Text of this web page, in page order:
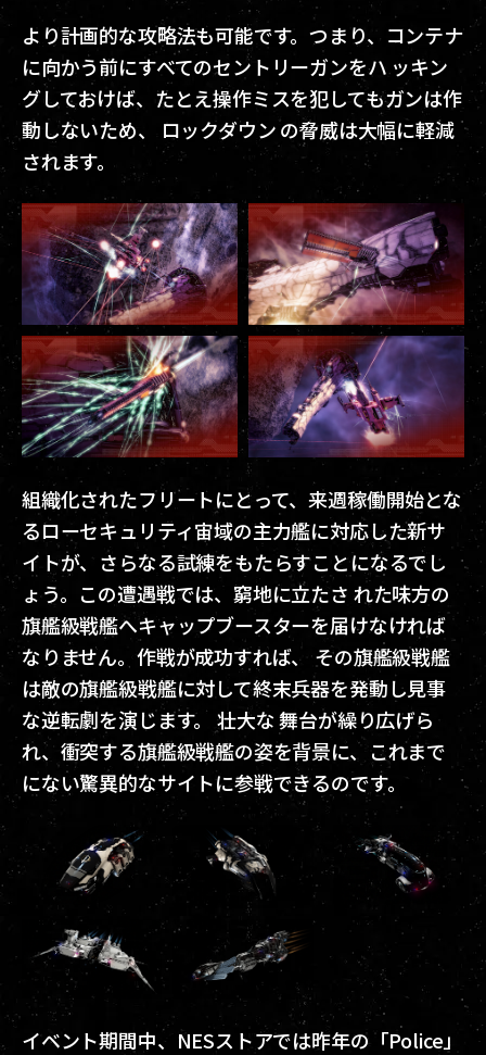
より計画的な攻略法も可能です。つまり、コンテナ
に向かう前にすべてのセントリーガンをハ ッキン
グしておけば、たとえ操作ミスを犯してもガンは作
動しないため、 ロックダウン の脅威は大幅に軽減
されます。
組織化されたフリートにとって、来週稼働開始とな
るローセキュリティ宙域の主力艦に対応した新サ
イトが、さらなる試練をもたらすことになるでし
ょう。この遭遇戦では、窮地に立たさ れた味方の
旗艦級戦艦へキャップブースターを届けなければ
なりません。作戦が成功すれば、 その旗艦級戦艦
は敵の旗艦級戦艦に対して終末兵器を発動し見事
な逆転劇を演じます。 壮大な 舞台が繰り広げら
れ、衝突する旗艦級戦艦の姿を背景に、これまで
にない驚異的なサイトに参戦できるのです。
イベント期間中、NESストアでは昨年の「Police」